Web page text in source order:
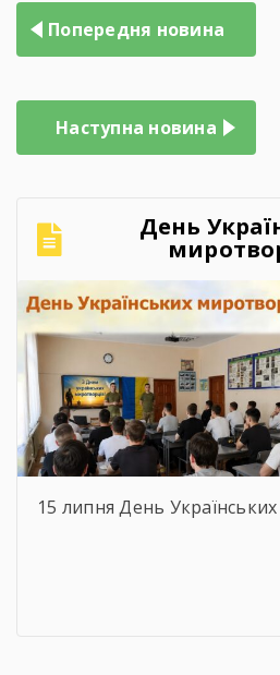
Навігація
записів
Попередня новина
Наступна новина
День
15 липня День